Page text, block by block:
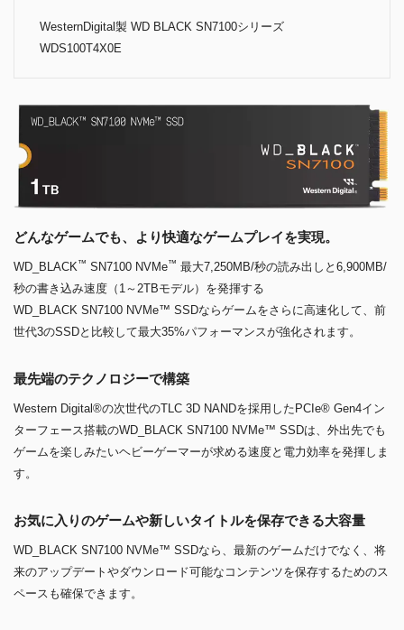
WesternDigital製 WD BLACK SN7100シリーズ
WDS100T4X0E
どんなゲームでも、より快適なゲームプレイを実現。
WD_BLACK™ SN7100 NVMe™ 最大7,250MB/秒の読み出しと6,900MB/
秒の書き込み速度（1～2TBモデル）を発揮する
WD_BLACK SN7100 NVMe™ SSDならゲームをさらに高速化して、前
世代3のSSDと比較して最大35%パフォーマンスが強化されます。
最先端のテクノロジーで構築
Western Digital®の次世代のTLC 3D NANDを採用したPCIe® Gen4イン
ターフェース搭載のWD_BLACK SN7100 NVMe™ SSDは、外出先でも
ゲームを楽しみたいヘビーゲーマーが求める速度と電力効率を発揮しま
す。
お気に入りのゲームや新しいタイトルを保存できる大容量
WD_BLACK SN7100 NVMe™ SSDなら、最新のゲームだけでなく、将
来のアップデートやダウンロード可能なコンテンツを保存するためのス
ペースも確保できます。